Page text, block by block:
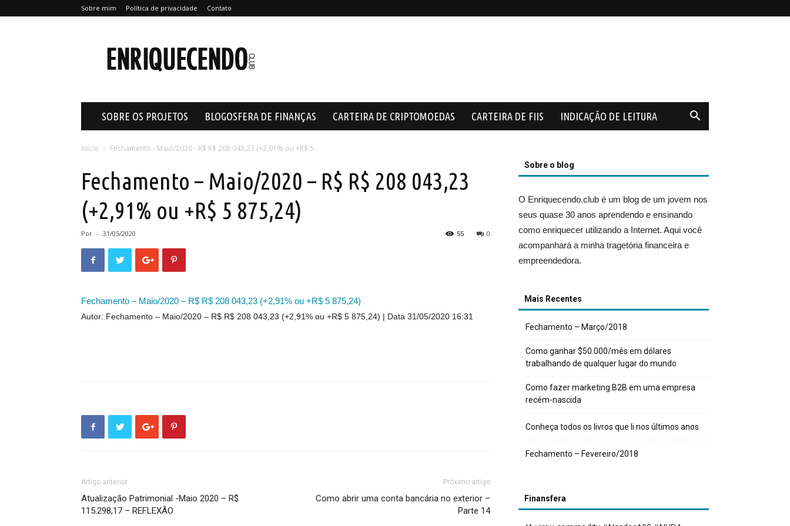
Sobre mim Política de privacidade Contato
SOBRE OS PROJETOS BLOGOSFERA DE FINANÇAS CARTEIRA DE CRIPTOMOEDAS CARTEIRA DE FIIS INDICAÇÃO DE LEITURA
Início Fechamento - Maio/2020 - R$ R$ 208 043,23 (+2,91% ou +R$ 5...
Fechamento – Maio/2020 – R$ R$ 208 043,23
(+2,91% ou +R$ 5 875,24)
Por - 31/05/2020 0
55
Fechamento – Maio/2020 – R$ R$ 208 043,23 (+2,91% ou +R$ 5 875,24)
Autor: Fechamento – Maio/2020 – R$ R$ 208 043,23 (+2,91% ou +R$ 5 875,24) Data 31/05/2020 16:31
Artigo anterior
Atualização Patrimonial -Maio 2020 – R$
115.298,17 – REFLEXÃO
Próximo artigo
Como abrir uma conta bancária no exterior –
Parte 14
Sobre o blog
O Enriquecendo.club é um blog de um jovem nos
seus quase 30 anos aprendendo e ensinando
como enriquecer utilizando a Internet. Aqui você
acompanhará a minha tragetória financeira e
empreendedora.
Mais Recentes
Fechamento – Março/2018
Como ganhar $50.000/mês em dólares
trabalhando de qualquer lugar do mundo
Como fazer marketing B2B em uma empresa
recém-nascida
Conheça todos os livros que li nos últimos anos
Fechamento – Fevereiro/2018
Finansfera